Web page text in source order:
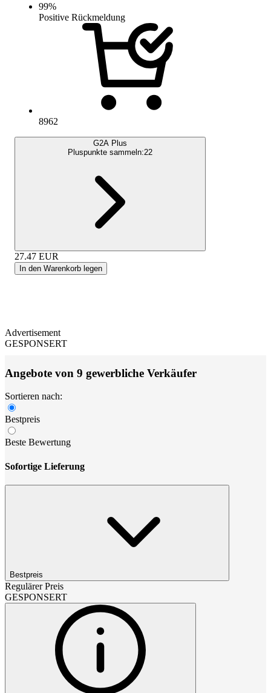
99%
Positive Rückmeldung
8962
G2A Plus
Pluspunkte sammeln:22
27.47 EUR
In den Warenkorb legen
Advertisement
GESPONSERT
Angebote von 9 gewerbliche Verkäufer
Sortieren nach:
Bestpreis
Beste Bewertung
Sofortige Lieferung
Bestpreis
Regulärer Preis
GESPONSERT